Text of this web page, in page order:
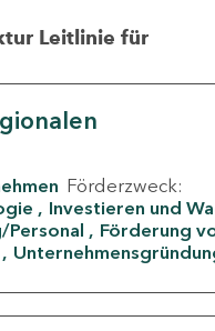
Leitlinie für
Förderzweck:
Investieren und
Förderung